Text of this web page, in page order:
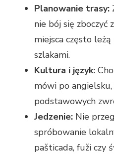
Planowanie trasy:
nie bój się zboczyć
miejsca często
szlakami.
Kultura i język:
mówi po
podstawowych
Jedzenie: Nie
spróbowanie
pašticada, fuži czy